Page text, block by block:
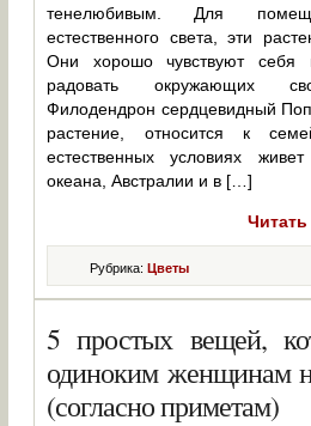
тенелюбивым. Для
естественного света, эти
Они хорошо чувствуют себя
радовать окружающих
Филодендрон сердцевидный
растение, относится к
естественных условиях
океана, Австралии и в […]
Рубрика:Цветы
5 простых вещей,
одиноким женщинам
(согласно приметам)